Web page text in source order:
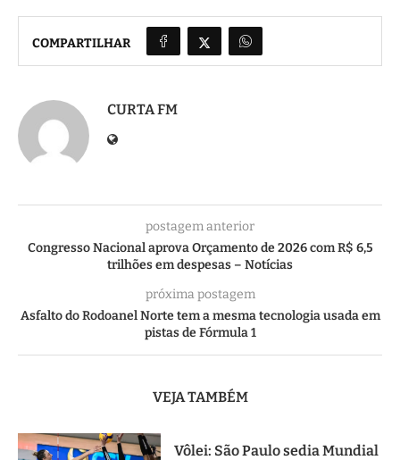
COMPARTILHAR
CURTA FM
postagem anterior
Congresso Nacional aprova Orçamento de 2026 com R$ 6,5
trilhões em despesas – Notícias
próxima postagem
Asfalto do Rodoanel Norte tem a mesma tecnologia usada em
pistas de Fórmula 1
VEJA TAMBÉM
Vôlei: São Paulo sedia Mundial